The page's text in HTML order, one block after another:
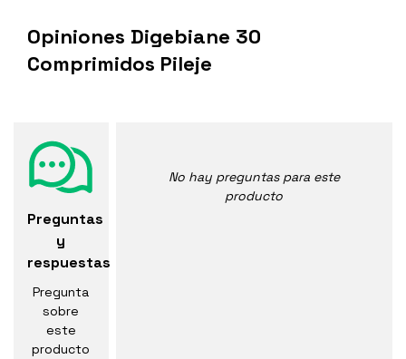
Opiniones Digebiane 30
Comprimidos Pileje
Preguntas
y
respuestas
Pregunta
sobre
este
producto
No hay preguntas para este
producto